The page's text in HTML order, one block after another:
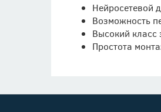
Нейросетевой
Возможность
Высокий класс
Простота